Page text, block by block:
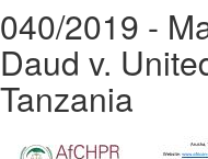
040/2019 -
Daud v.
Tanzania